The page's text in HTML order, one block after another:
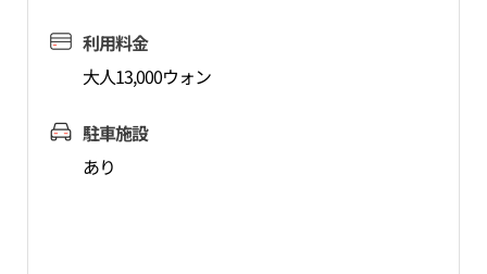
利用料金
大人13,000ウォン
駐車施設
あり